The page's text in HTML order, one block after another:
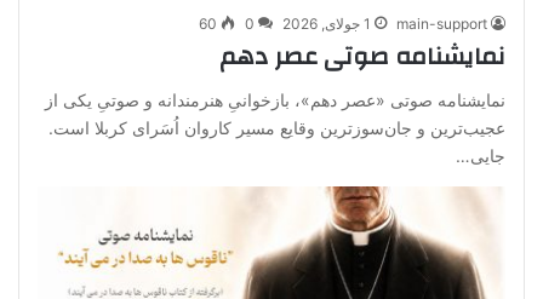
main-support 1 جولای, 2026 0
60
نمایشنامه صوتی عصر دهم
نمایشنامه صوتی «عصر دهم»، بازخوانیِ هنرمندانه و صوتیِ یکی از
عجیب‌ترین و جان‌سوزترین وقایع مسیر کاروان اُسَرای کربلا است.
جایی…